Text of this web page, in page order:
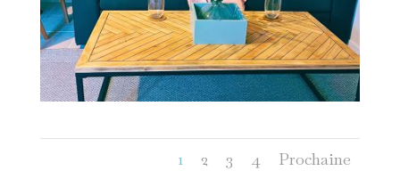
1 2 3 4 Prochaine